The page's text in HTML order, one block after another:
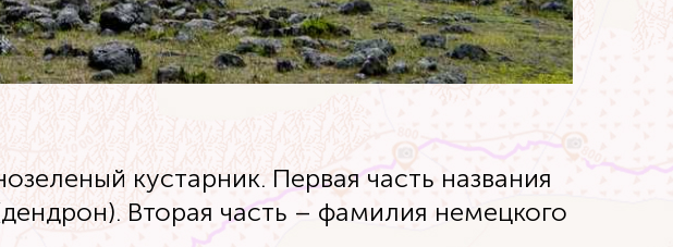
кустарник. Первая часть названия
Вторая часть – фамилия немецкого